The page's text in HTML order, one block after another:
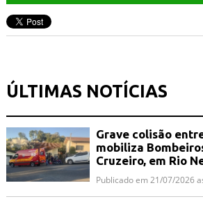
ÚLTIMAS NOTÍCIAS
Grave colisão
mobiliza
Cruzeiro, em Rio
Publicado em 21/07/2026